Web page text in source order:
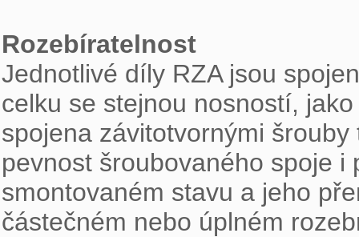
Rozebíratelnost
Jednotlivé díly RZA jsou
celku se stejnou nosností,
spojena závitotvornými
pevnost šroubovaného spoje
smontovaném stavu a jeho
částečném nebo úplném